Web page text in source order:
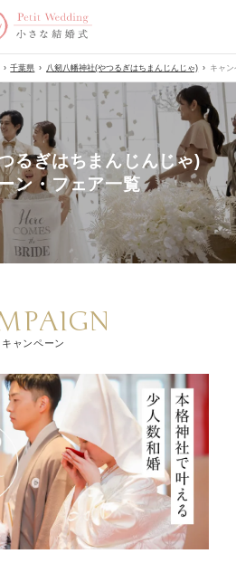
千葉県 八剱八幡神社(やつるぎはちまんじんじゃ) キャ
るぎはちまんじんじゃ)
ン・フェア一覧
キャンペーン